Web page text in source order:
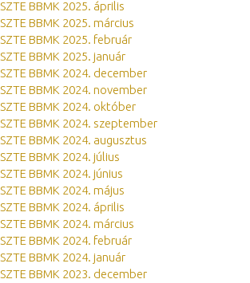
SZTE BBMK 2025. április
SZTE BBMK 2025. március
SZTE BBMK 2025. február
SZTE BBMK 2025. január
SZTE BBMK 2024. december
SZTE BBMK 2024. november
SZTE BBMK 2024. október
SZTE BBMK 2024. szeptember
SZTE BBMK 2024. augusztus
SZTE BBMK 2024. július
SZTE BBMK 2024. június
SZTE BBMK 2024. május
SZTE BBMK 2024. április
SZTE BBMK 2024. március
SZTE BBMK 2024. február
SZTE BBMK 2024. január
SZTE BBMK 2023. december